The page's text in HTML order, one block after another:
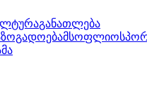
განათლება
მსოფლიო